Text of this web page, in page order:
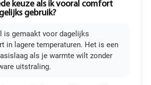
keuze als ik vooral comfort
gebruik?
is gemaakt voor dagelijks
in lagere temperaturen. Het is een
als je warmte wilt zonder
uitstraling.